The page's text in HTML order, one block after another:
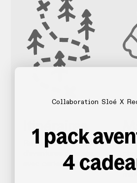
Itinéraires
Retrouvez des récits
d’aventures détaillés,
avec cartes et tracés
Collaboration Sloé X
1 pack
4